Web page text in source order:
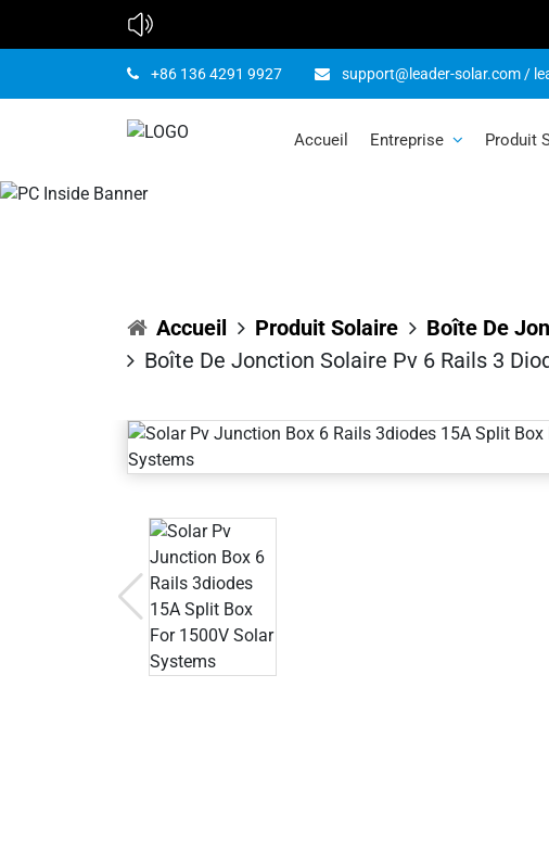
+86 136 4291 9927 support@leader-solar.com /
Accueil Entreprise Produit
Boîte de
diodes 15A
Accueil Produit Solaire Boîte De
Boîte De Jonction Solaire Pv 6 Rails 3